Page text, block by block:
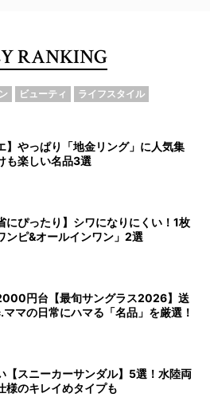
RANKING
ビューティ ライフスタイル
】やっぱり「地金リング」に人気集
も楽しい名品3選
にぴったり】シワになりにくい！1枚
ンピ&オールインワン」2選
円台【最旬サングラス2026】送
マの日常にハマる「名品」を厳選！
【スニーカーサンダル】5選！水陸両
様のキレイめタイプも